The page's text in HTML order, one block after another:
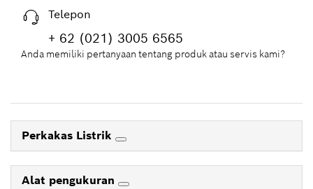
Telepon
+ 62 (021) 3005 6565
Anda memiliki pertanyaan tentang produk atau servis kami?
Perkakas Listrik
Alat pengukuran